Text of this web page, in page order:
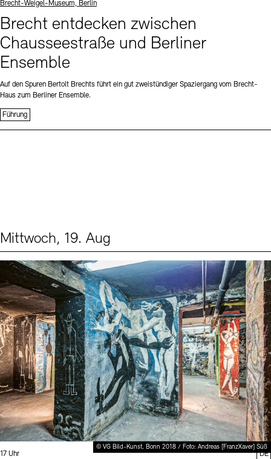
Standort
Brecht-Weigel-Museum, Berlin
Brecht entdecken zwischen
Chausseestraße und Berliner
Ensemble
Auf den Spuren Bertolt Brechts führt ein gut zweistündiger Spaziergang vom Brecht-
Haus zum Berliner Ensemble.
Führung
Mittwoch, 19. Aug
© VG Bild-Kunst, Bonn 2018 / Foto: Andreas [FranzXaver] Süß
Uhrzeit:
17 Uhr
DE